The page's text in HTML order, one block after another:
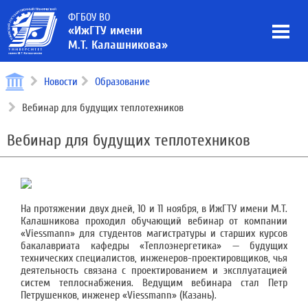
ФГБОУ ВО
«ИжГТУ имени
М.Т. Калашникова»
Новости Образование
Вебинар для будущих теплотехников
Вебинар для будущих теплотехников
На протяжении двух дней, 10 и 11 ноября, в ИжГТУ имени М.Т.
Калашникова проходил обучающий вебинар от компании
«Viessmann» для студентов магистратуры и старших курсов
бакалавриата кафедры «Теплоэнергетика» — будущих
технических специалистов, инженеров-проектировщиков, чья
деятельность связана с проектированием и эксплуатацией
систем теплоснабжения. Ведущим вебинара стал Петр
Петрушенков, инженер «Viessmann» (Казань).